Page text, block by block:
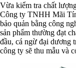
Vừa kiểm tra chất
Công ty TNHH Mãi
bảo quản bằng công
sản phẩm thường đạt
đầu, cá ngừ đại dương
công ty sẽ thu mẫu và